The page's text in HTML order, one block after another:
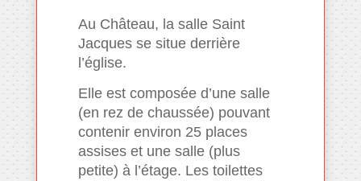
Au Château, la salle Saint
Jacques se situe derrière
l’église.
Elle est composée d’une salle
(en rez de chaussée) pouvant
contenir environ 25 places
assises et une salle (plus
petite) à l’étage. Les toilettes